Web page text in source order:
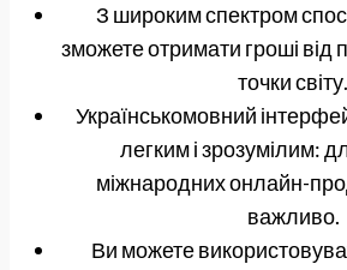
З широким спектром
зможете отримати гроші від
точки світу.
Українськомовний
легким і зрозумілим:
міжнародних онлайн-
важливо.
Ви можете